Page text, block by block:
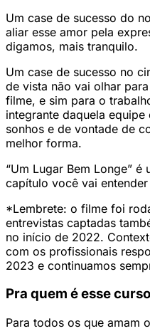
Um case de sucesso do
aliar esse amor pela
digamos, mais tranquilo.
Um case de sucesso no
de vista não vai olhar
filme, e sim para o
integrante daquela
sonhos e de vontade de
melhor forma.
“Um Lugar Bem Longe”
capítulo você vai
*Lembrete: o filme foi
entrevistas captadas
no início de 2022.
com os profissionais
2023 e continuamos
Pra quem é esse
Para todos os que amam